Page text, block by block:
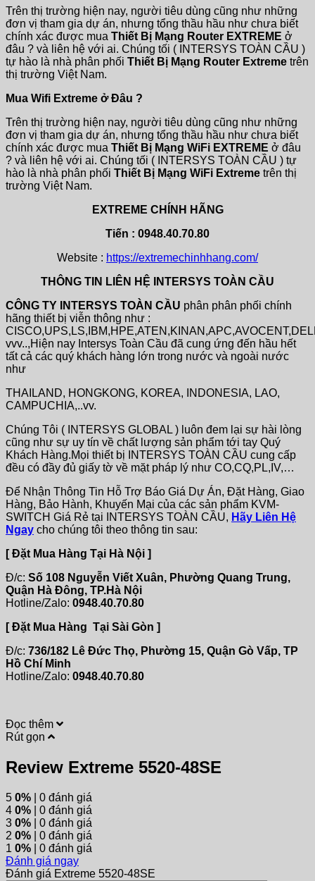
Trên thị trường hiện nay, người tiêu dùng cũng như những
đơn vị tham gia dự án, nhưng tổng thầu hầu như chưa biết
chính xác được mua Thiết Bị Mạng Router EXTREME ở
đâu ? và liên hệ với ai. Chúng tối ( INTERSYS TOÀN CẦU )
tự hào là nhà phân phối Thiết Bị Mạng Router Extreme trên
thị trường Việt Nam.
Mua Wifi Extreme ở Đâu ?
Trên thị trường hiện nay, người tiêu dùng cũng như những
đơn vị tham gia dự án, nhưng tổng thầu hầu như chưa biết
chính xác được mua Thiết Bị Mạng WiFi EXTREME ở đâu
? và liên hệ với ai. Chúng tối ( INTERSYS TOÀN CẦU ) tự
hào là nhà phân phối Thiết Bị Mạng WiFi Extreme trên thị
trường Việt Nam.
EXTREME CHÍNH HÃNG
Tiến : 0948.40.70.80
Website : https://extremechinhhang.com/
THÔNG TIN LIÊN HỆ INTERSYS TOÀN CẦU
CÔNG TY INTERSYS TOÀN CẦU phân phân phối chính
hãng thiết bị viễn thông như :
vvv..,Hiện nay Intersys Toàn Cầu đã cung ứng đến hầu hết
tất cả các quý khách hàng lớn trong nước và ngoài nước
như
THAILAND, HONGKONG, KOREA, INDONESIA, LAO,
CAMPUCHIA,..vv.
Chúng Tôi ( INTERSYS GLOBAL ) luôn đem lại sự hài lòng
cũng như sự uy tín về chất lượng sản phẩm tới tay Quý
Khách Hàng.Mọi thiết bị INTERSYS TOÀN CẦU cung cấp
đều có đầy đủ giấy tờ về mặt pháp lý như CO,CQ,PL,IV,…
Để Nhận Thông Tin Hỗ Trợ Báo Giá Dự Án, Đặt Hàng, Giao
Hàng, Bảo Hành, Khuyến Mại của các sản phẩm KVM-
SWITCH Giá Rẻ tại INTERSYS TOÀN CẦU, Hãy Liên Hệ
Ngay cho chúng tôi theo thông tin sau:
[ Đặt Mua Hàng Tại Hà Nội ]
Đ/c: Số 108 Nguyễn Viết Xuân, Phường Quang Trung,
Quận Hà Đông, TP.Hà Nội
Hotline/Zalo: 0948.40.70.80
[ Đặt Mua Hàng Tại Sài Gòn ]
Đ/c: 736/182 Lê Đức Thọ, Phường 15, Quận Gò Vấp, TP
Hồ Chí Minh
Hotline/Zalo: 0948.40.70.80
Đọc thêm
Rút gọn
Review Extreme 5520-48SE
5 0% | 0 đánh giá
4 0% | 0 đánh giá
3 0% | 0 đánh giá
2 0% | 0 đánh giá
1 0% | 0 đánh giá
Đánh giá ngay
Đánh giá Extreme 5520-48SE